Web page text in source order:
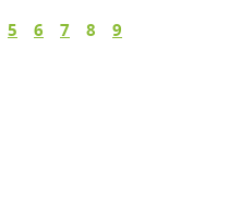
5 6 7 8
9